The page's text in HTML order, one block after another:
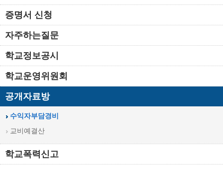
증명서 신청
자주하는질문
학교정보공시
학교운영위원회
공개자료방
수익자부담경비
교비예결산
학교폭력신고